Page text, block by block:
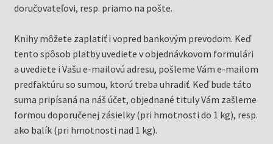
doručovateľovi, resp. priamo na pošte.
Knihy môžete zaplatiť i vopred bankovým prevodom. Keď
tento spôsob platby uvediete v objednávkovom formulári
a uvediete i Vašu e-mailovú adresu, pošleme Vám e-mailom
predfaktúru so sumou, ktorú treba uhradiť. Keď bude táto
suma pripísaná na náš účet, objednané tituly Vám zašleme
formou doporučenej zásielky (pri hmotnosti do 1 kg), resp.
ako balík (pri hmotnosti nad 1 kg).